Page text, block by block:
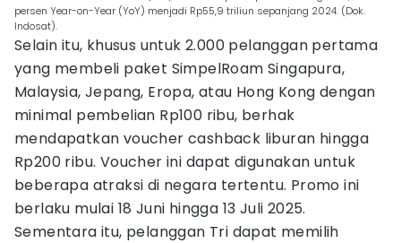
persen Year-on-Year (YoY) menjadi Rp55,9 triliun sepanjang 2024. (Dok.
Indosat).
Selain itu, khusus untuk 2.000 pelanggan pertama
yang membeli paket SimpelRoam Singapura,
Malaysia, Jepang, Eropa, atau Hong Kong dengan
minimal pembelian Rp100 ribu, berhak
mendapatkan voucher cashback liburan hingga
Rp200 ribu. Voucher ini dapat digunakan untuk
beberapa atraksi di negara tertentu. Promo ini
berlaku mulai 18 Juni hingga 13 Juli 2025.
Sementara itu, pelanggan Tri dapat memilih